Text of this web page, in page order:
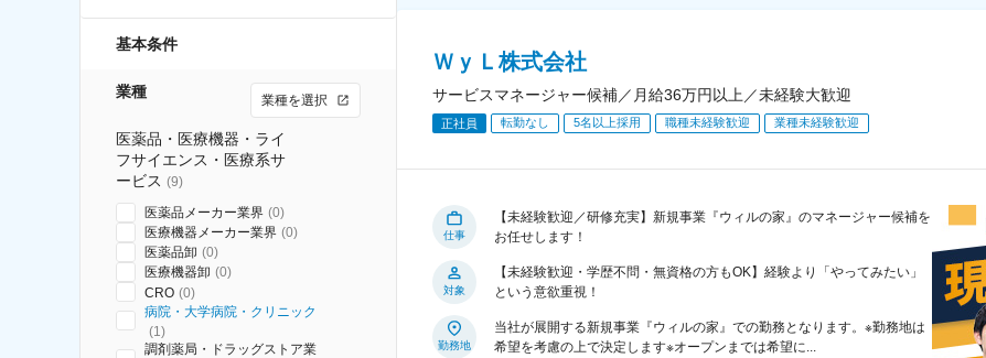
基本条件
業種 業種を選択
医薬品・医療機器・ライ
フサイエンス・医療系サ
ービス (9)
医薬品メーカー業界 (0)
医療機器メーカー業界 (0)
医薬品卸 (0)
医療機器卸 (0)
CRO (0)
病院・大学病院・クリニック
(1)
調剤薬局・ドラッグストア業
ＷｙＬ株式会社
サービスマネージャー候補／月給36万円以上／未経験大歓迎
正社員 転勤なし 5名以上採用 職種未経験歓迎 業種未経験歓迎
仕事
【未経験歓迎／研修充実】新規事業『ウィルの家』のマネージャー候補を
お任せします！
対象
【未経験歓迎・学歴不問・無資格の方もOK】経験より「やってみたい」
という意欲重視！
勤務地
当社が展開する新規事業『ウィルの家』での勤務となります。※勤務地は
希望を考慮の上で決定します※オープンまでは希望に...